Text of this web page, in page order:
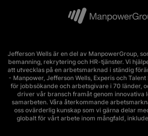
Jefferson Wells är en del av ManpowerGroup,
bemanning, rekrytering och HR-tjänster. Vi
att utvecklas på en arbetsmarknad i ständig
- Manpower, Jefferson Wells, Experis och
för jobbsökande och arbetsgivare i 70 länder,
driver vår bransch framåt genom innovativa
samarbeten. Våra återkommande
oss ovärderlig kunskap som vi gärna delar
globalt för vårt arbete inom mångfald,